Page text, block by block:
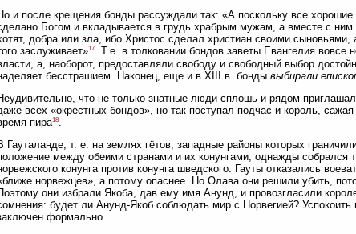
и после крещения бонды рассуждали так: «А поскольку все
Богом и вкладывается в грудь храбрым мужам, а вместе с ним
добра или зла, ибо Христос сделал христиан своими
заслуживает»17. Т.е. в толковании бондов заветы Евангелия вовсе
а, наоборот, предоставляли свободу и свободный выбор
бесстрашием. Наконец, еще и в XIII в. бонды выбирали
что не только знатные люди сплошь и рядом
всех «окрестных бондов», но так поступал подчас и король,
пира18
Гауталанде, т. е. на землях гётов, западные районы которых
между обеими странами и их конунгами, однажды собрался
конунга против конунга шведского. Гауты отказались
норвежцев», а потому опаснее. Но Олава они решили убить,
они избрали Якоба, дав ему имя Анунд, и провозгласили
будет ли Анунд-Якоб соблюдать мир с Норвегией?
формально.